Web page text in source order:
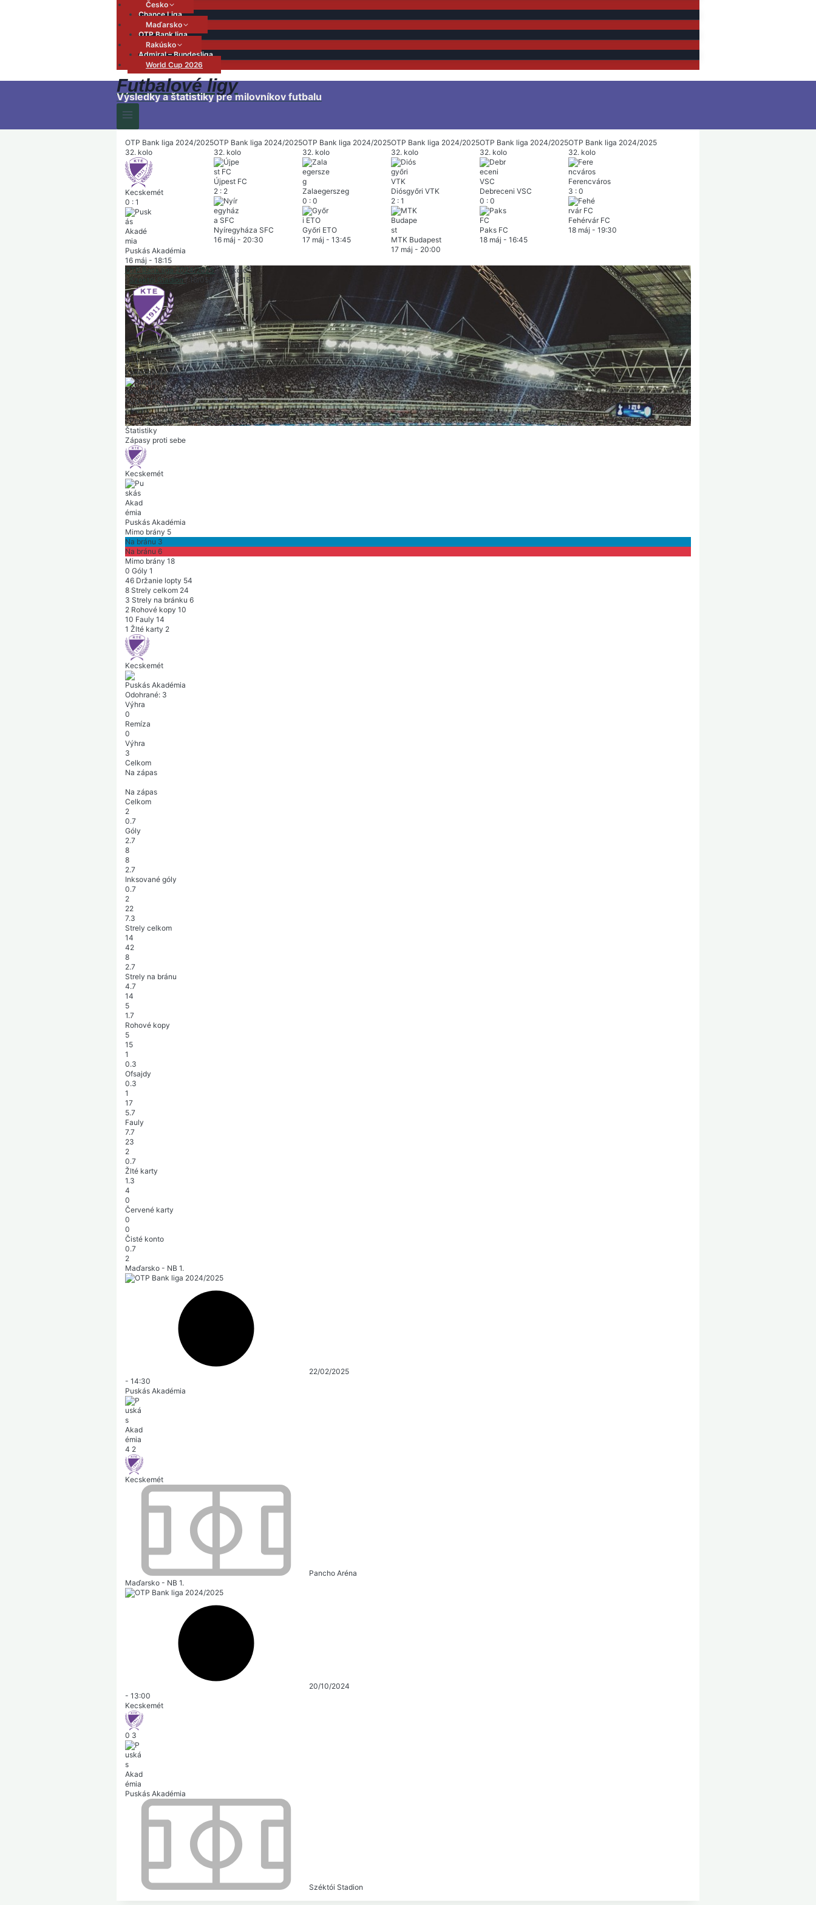
Česko
Chance Liga
Maďarsko
OTP Bank liga
Rakúsko
Admiral – Bundesliga
World Cup 2026
Futbalové ligy
Výsledky a štatistiky pre milovníkov futbalu
OTP Bank liga 2024/2025
32. kolo
Kecskemét
0 : 1
Puskás Akadémia
16 máj - 18:15
OTP Bank liga 2024/2025
32. kolo
Újpest FC
2 : 2
Nyíregyháza SFC
16 máj - 20:30
OTP Bank liga 2024/2025
32. kolo
Zalaegerszeg
0 : 0
Győri ETO
17 máj - 13:45
OTP Bank liga 2024/2025
32. kolo
Diósgyőri VTK
2 : 1
MTK Budapest
17 máj - 20:00
OTP Bank liga 2024/2025
32. kolo
Debreceni VSC
0 : 0
Paks FC
18 máj - 16:45
OTP Bank liga 2024/2025
32. kolo
Ferencváros
3 : 0
Fehérvár FC
18 máj - 19:30
OTP Bank liga 2024/2025| 32. kolo
| Széktói Stadion| 16/05/2025-18:15
Kecskemét
prrrp
0 : 1
Konečný výsledok
Puskás Akadémia
prvrv
| Počet divákov: 1 852 | Polčas: 0-0
Štatistiky
Zápasy proti sebe
Kecskemét
Puskás Akadémia
Mimo brány 5
Na bránu 3
Na bránu 6
Mimo brány 18
0 Góly 1
46 Držanie lopty 54
8 Strely celkom 24
3 Strely na bránku 6
2 Rohové kopy 10
10 Fauly 14
1 Žlté karty 2
Kecskemét
Puskás Akadémia
Odohrané: 3
Výhra
0
Remíza
0
Výhra
3
Celkom
Na zápas
Na zápas
Celkom
2
0.7
Góly
2.7
8
8
2.7
Inksované góly
0.7
2
22
7.3
Strely celkom
14
42
8
2.7
Strely na bránu
4.7
14
5
1.7
Rohové kopy
5
15
1
0.3
Ofsajdy
0.3
1
17
5.7
Fauly
7.7
23
2
0.7
Žlté karty
1.3
4
0
Červené karty
0
0
Čisté konto
0.7
2
Maďarsko - NB 1.
22/02/2025
- 14:30
Puskás Akadémia
4 2
Kecskemét
Pancho Aréna
Maďarsko - NB 1.
20/10/2024
- 13:00
Kecskemét
0 3
Puskás Akadémia
Széktói Stadion